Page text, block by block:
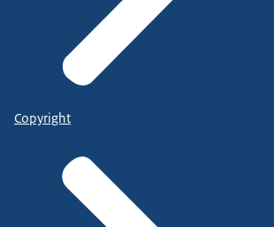
Copyright